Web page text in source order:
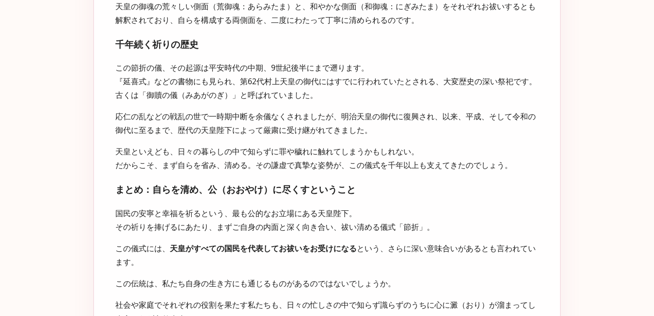
天皇の御魂の荒々しい側面（荒御魂：あらみたま）と、和やかな側面（和御魂：にぎみたま）をそれぞれお祓いするとも
解釈されており、自らを構成する両側面を、二度にわたって丁寧に清められるのです。
千年続く祈りの歴史
この節折の儀、その起源は平安時代の中期、9世紀後半にまで遡ります。
『延喜式』などの書物にも見られ、第62代村上天皇の御代にはすでに行われていたとされる、大変歴史の深い祭祀です。
古くは「御贖の儀（みあがのぎ）」と呼ばれていました。
応仁の乱などの戦乱の世で一時期中断を余儀なくされましたが、明治天皇の御代に復興され、以来、平成、そして令和の
御代に至るまで、歴代の天皇陛下によって厳粛に受け継がれてきました。
天皇といえども、日々の暮らしの中で知らずに罪や穢れに触れてしまうかもしれない。
だからこそ、まず自らを省み、清める。その謙虚で真摯な姿勢が、この儀式を千年以上も支えてきたのでしょう。
まとめ：自らを清め、公（おおやけ）に尽くすということ
国民の安寧と幸福を祈るという、最も公的なお立場にある天皇陛下。
その祈りを捧げるにあたり、まずご自身の内面と深く向き合い、祓い清める儀式「節折」。
この儀式には、 天皇がすべての国民を代表してお祓いをお受けになるという、さらに深い意味合いがあるとも言われてい
ます。
この伝統は、私たち自身の生き方にも通じるものがあるのではないでしょうか。
社会や家庭でそれぞれの役割を果たす私たちも、日々の忙しさの中で知らず識らずのうちに心に澱（おり）が溜まってし